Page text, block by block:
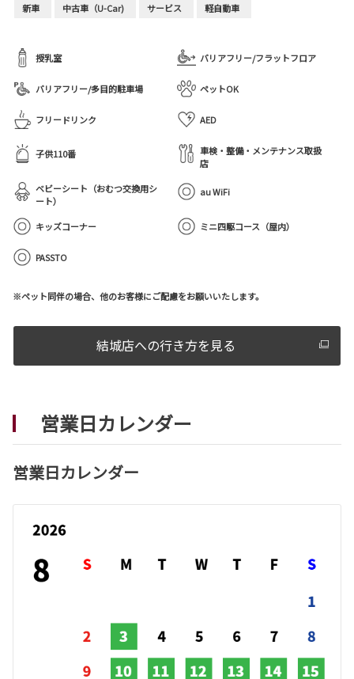
新車 中古車（U-Car) サービス 軽自動車
授乳室 バリアフリー/フラットフロア
バリアフリー/多目的駐車場 ペットOK
フリードリンク AED
子供110番
車検・整備・メンテナンス取扱
店
ベビーシート（おむつ交換用シ
ート）
au WiFi
キッズコーナー ミニ四駆コース（屋内）
PASSTO
※ペット同伴の場合、他のお客様にご配慮をお願いいたします。
結城店への行き方を見る
営業日カレンダー
営業日カレンダー